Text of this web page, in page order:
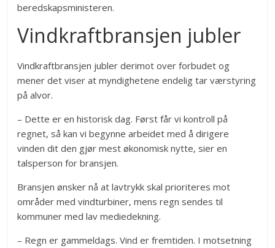
beredskapsministeren.
Vindkraftbransjen jubler
Vindkraftbransjen jubler derimot over forbudet og
mener det viser at myndighetene endelig tar værstyring
på alvor.
– Dette er en historisk dag. Først får vi kontroll på
regnet, så kan vi begynne arbeidet med å dirigere
vinden dit den gjør mest økonomisk nytte, sier en
talsperson for bransjen.
Bransjen ønsker nå at lavtrykk skal prioriteres mot
områder med vindturbiner, mens regn sendes til
kommuner med lav mediedekning.
– Regn er gammeldags. Vind er fremtiden. I motsetning